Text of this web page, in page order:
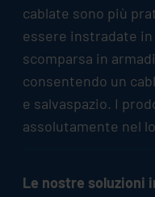
cablate sono più
essere instradate
scomparsa in
consentendo un
e salvaspazio. I
assolutamente nel
Le nostre soluzioni